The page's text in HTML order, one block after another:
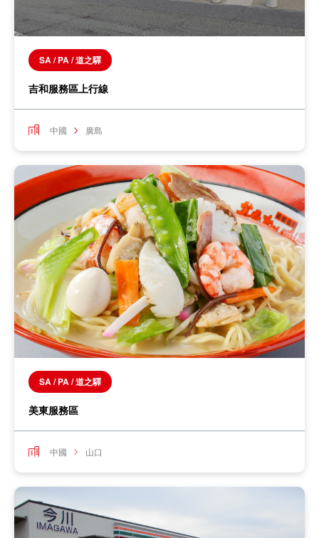
SA / PA / 道之驛
吉和服務區上行線
中國 廣島
SA / PA / 道之驛
美東服務區
中國 山口